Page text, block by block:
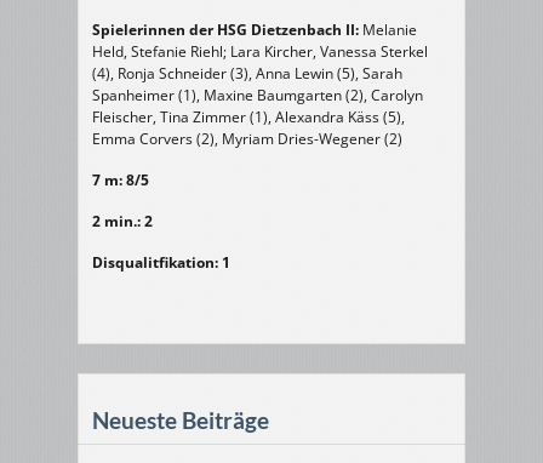
Spielerinnen der HSG Dietzenbach II: Melanie
Held, Stefanie Riehl; Lara Kircher, Vanessa Sterkel
(4), Ronja Schneider (3), Anna Lewin (5), Sarah
Spanheimer (1), Maxine Baumgarten (2), Carolyn
Fleischer, Tina Zimmer (1), Alexandra Käss (5),
Emma Corvers (2), Myriam Dries-Wegener (2)
7 m: 8/5
2 min.: 2
Disqualitfikation: 1
Neueste Beiträge